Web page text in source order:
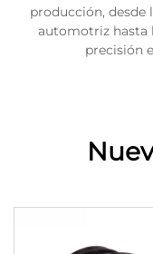
producción, desde
automotriz hasta
precisión